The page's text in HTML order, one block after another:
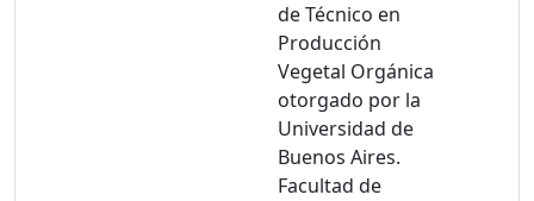
de Técnico en
Producción
Vegetal Orgánica
otorgado por la
Universidad de
Buenos Aires.
Facultad de